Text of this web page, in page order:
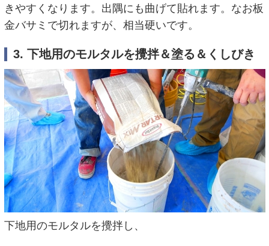
きやすくなります。出隅にも曲げて貼れます。なお板
金バサミで切れますが、相当硬いです。
3. 下地用のモルタルを攪拌＆塗る＆くしびき
下地用のモルタルを攪拌し、